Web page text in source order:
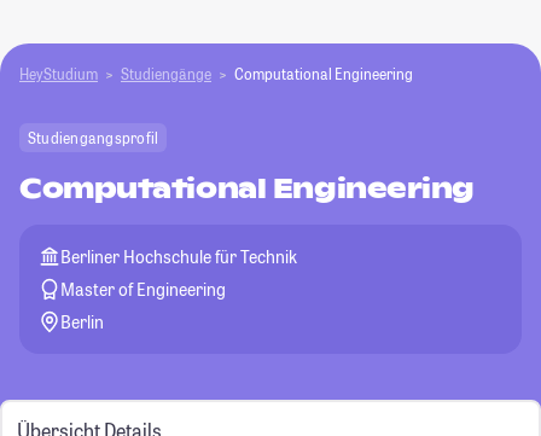
HeyStudium Studiengänge Computational Engineering
Studiengangsprofil
Computational Engineering
Berliner Hochschule für Technik
Master of Engineering
Berlin
Übersicht Details